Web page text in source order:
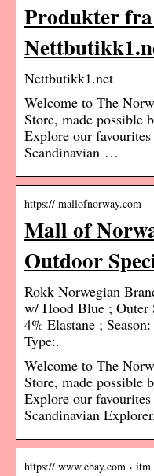
Produkter
Nettbutikk1.net
Welcome to The
Store, made possible
Explore our
Scandinavian …
https:// mallofnorway.com
Mall of
Outdoor
Rokk Norwegian
w/ Hood Blue ; Outer
4% Elastane ;
Type:.
Welcome to The
Store, made possible
Explore our
Scandinavian
https:// www.ebay.com › itm